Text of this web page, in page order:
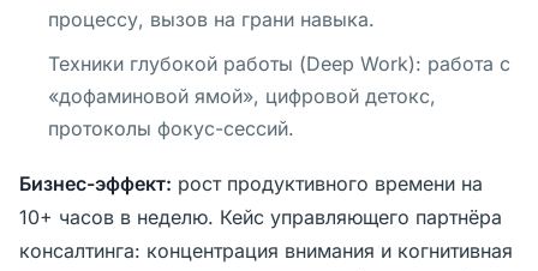
процессу, вызов на грани навыка.
Техники глубокой работы (Deep Work): работа с
«дофаминовой ямой», цифровой детокс,
протоколы фокус-сессий.
Бизнес-эффект: рост продуктивного времени на
10+ часов в неделю. Кейс управляющего партнёра
консалтинга: концентрация внимания и когнитивная